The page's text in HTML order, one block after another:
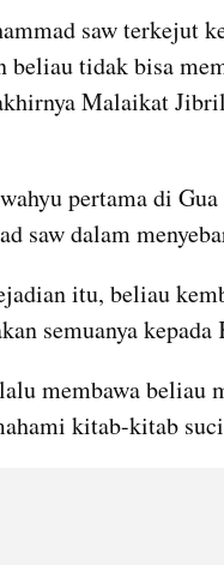
saw terkejut
beliau tidak bisa
Malaikat
pertama di
saw dalam
itu, beliau
semuanya kepada
membawa beliau
kitab-kitab